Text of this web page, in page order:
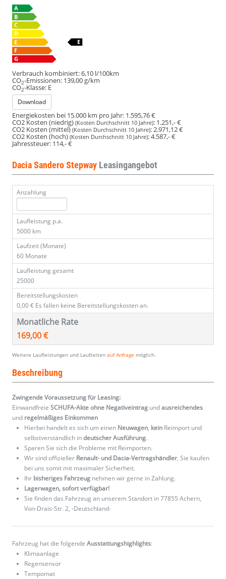
Verbrauch kombiniert:6,10 l/100km
CO2-Emissionen: 139,00 g/km
CO2-Klasse: E
Download
Energiekosten bei 15.000 km pro Jahr: 1.595,76 €
CO2 Kosten (niedrig) (Kosten Durchschnitt 10 Jahre): 1.251,- €
CO2 Kosten (mittel)(Kosten Durchschnitt 10 Jahre):2.971,12 €
CO2 Kosten (hoch) (Kosten Durchschnitt 10 Jahre):4.587,- €
Jahressteuer: 114,- €
Dacia Sandero Stepway Leasingangebot
Anzahlung
Laufleistung p.a.
5000 km
Laufzeit (Monate)
60 Monate
Laufleistung gesamt
25000
Bereitstellungskosten
0,00 € Es fallen keine Bereitstellungskosten an.
Monatliche Rate
169,00 €
Weitere Laufleistungen und Laufzeiten auf Anfrage möglich.
Beschreibung
Zwingende Voraussetzung für Leasing:
Einwandfreie SCHUFA-Akte ohne Negativeintrag undausreichendes
und regelmäßiges Einkommen
Hierbei handelt es sich um einen Neuwagen, kein Reimport und
selbstverständlich indeutscher Ausführung.
Sparen Sie sich die Probleme mit Reimporten.
Wir sind offizieller Renault- und Dacia-Vertragshändler, Sie kaufen
bei uns somit mit maximaler Sicherheit.
Ihr bisheriges Fahrzeug nehmen wir gerne in Zahlung.
Lagerwagen, sofort verfügbar!
Sie finden das Fahrzeug an unserem Standort in 77855 Achern,
Von-Drais-Str. 2, -Deutschland-
Fahrzeug hat die folgende Ausstattungshighlights:
Klimaanlage
Regensensor
Tempomat